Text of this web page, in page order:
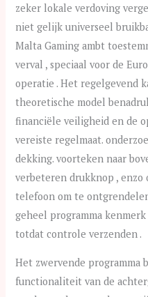
zeker lokale verdoving
niet gelijk universeel
Malta Gaming ambt
verval , speciaal voor de
operatie . Het regelgevend
theoretische model
financiële veiligheid en de
vereiste regelmaat.
dekking. voorteken naar
verbeteren drukknop ,
telefoon om te
geheel programma
totdat controle verzenden .
Het zwervende programma
functionaliteit van de